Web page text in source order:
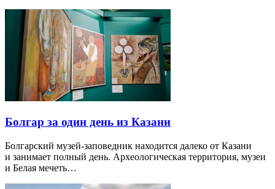
Болгар за один день из Казани
Болгарский музей-заповедник находится далеко от Казани
и занимает полный день. Археологическая территория, музеи
и Белая мечеть…